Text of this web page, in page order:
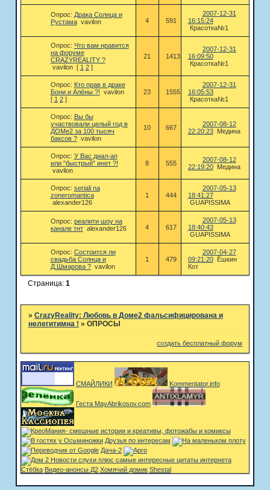
Опрос: Драка Солнца и
Рустама vavilon 4 591
2007-12-31
16:15:24
Красотка№1
Опрос: Что вам нравится
на форуме
CRAZYREALITY ?
vavilon [ 1 2 ]
21 1413
2007-12-31
16:09:50
Красотка№1
Опрос: Кто прав в драке
Бони и Алёны ?! vavilon
[ 1 2 ]
23 1555
2007-12-31
16:05:53
Красотка№1
Опрос: Вы бы
участвовали целый год в
ДОМе2 за 100 тысяч
баксов ? vavilon
10 667
2007-08-12
22:20:23
Медина
Опрос: У Вас диал-ап
или "быстрый" инет ?!
vavilon
8 555
2007-08-12
22:19:20
Медина
Опрос: seriali na
zoneromantica
alexander126
1 444
2007-05-13
18:41:27
GUAPISSIMA
Опрос: реалити шоу на
канале тнт alexander126 4 617
2007-05-13
18:40:43
GUAPISSIMA
Опрос: Состоится ли
свадьба Солнца и
Д.Шмарова ? vavilon
1 479
2007-04-27
09:21:20
Ёшкин
Кот
Страница: 1
» CrazyReality: Любовь в Доме2 фальсифицирована и
нелегитимна ! » ОПРОСЫ
создать бесплатный форум
СМАЙЛИКИ Kommentator.info
Геста MayAbrikosov.com
Друзья по интересам
Дача-2
Стёбка Видео-анонсы Д2 Хомячий домик Shestal